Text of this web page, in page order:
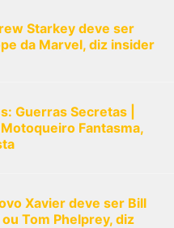
Starkey deve ser
da Marvel, diz insider
Guerras Secretas |
Fantasma,
Xavier deve ser Bill
Tom Phelprey, diz